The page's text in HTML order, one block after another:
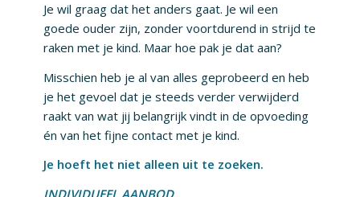
Je wil graag dat het anders gaat. Je wil een
goede ouder zijn, zonder voortdurend in strijd te
raken met je kind. Maar hoe pak je dat aan?
Misschien heb je al van alles geprobeerd en heb
je het gevoel dat je steeds verder verwijderd
raakt van wat jij belangrijk vindt in de opvoeding
én van het fijne contact met je kind.
Je hoeft het niet alleen uit te zoeken.